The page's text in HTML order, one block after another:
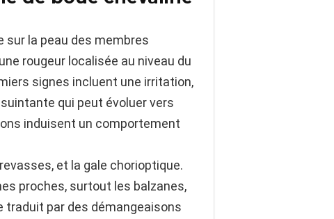
sur la peau des membres
rougeur localisée au niveau du
signes incluent une irritation,
qui peut évoluer vers
induisent un comportement
et la gale chorioptique.
proches, surtout les balzanes,
traduit par des démangeaisons